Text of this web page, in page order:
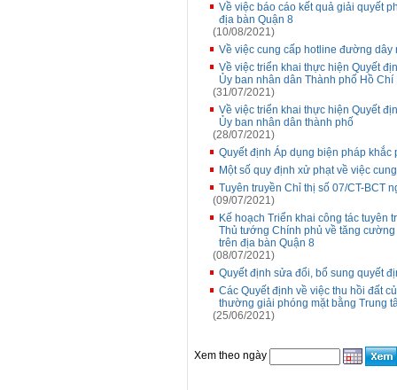
Về việc báo cáo kết quả giải quyết
địa bàn Quận 8
(10/08/2021)
Về việc cung cấp hotline đường dây
Về việc triển khai thực hiện Quyết
Ủy ban nhân dân Thành phố Hồ Chí
(31/07/2021)
Về việc triển khai thực hiện Quyết
Ủy ban nhân dân thành phố
(28/07/2021)
Quyết định Áp dụng biện pháp khắc
Một số quy định xử phạt về việc
Tuyên truyền Chỉ thị số 07/CT-BCT
(09/07/2021)
Kế hoạch Triển khai công tác tuyên
Thủ tướng Chính phủ về tăng
trên địa bàn Quận 8
(08/07/2021)
Quyết định sửa đổi, bổ sung quyết
Các Quyết định về việc thu hồi đất
thường giải phóng mặt bằng Trung
(25/06/2021)
Xem theo ngày